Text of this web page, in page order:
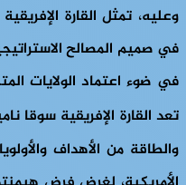
وعليه، تمثل القارة
في صميم المصالح
في ضوء اعتماد الولايات
تعد القارة الإفريقية سوقا
والطاقة من الأهداف